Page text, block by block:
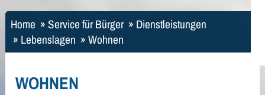
Home »Service für Bürger» Dienstleistungen
» Lebenslagen »Wohnen
WOHNEN